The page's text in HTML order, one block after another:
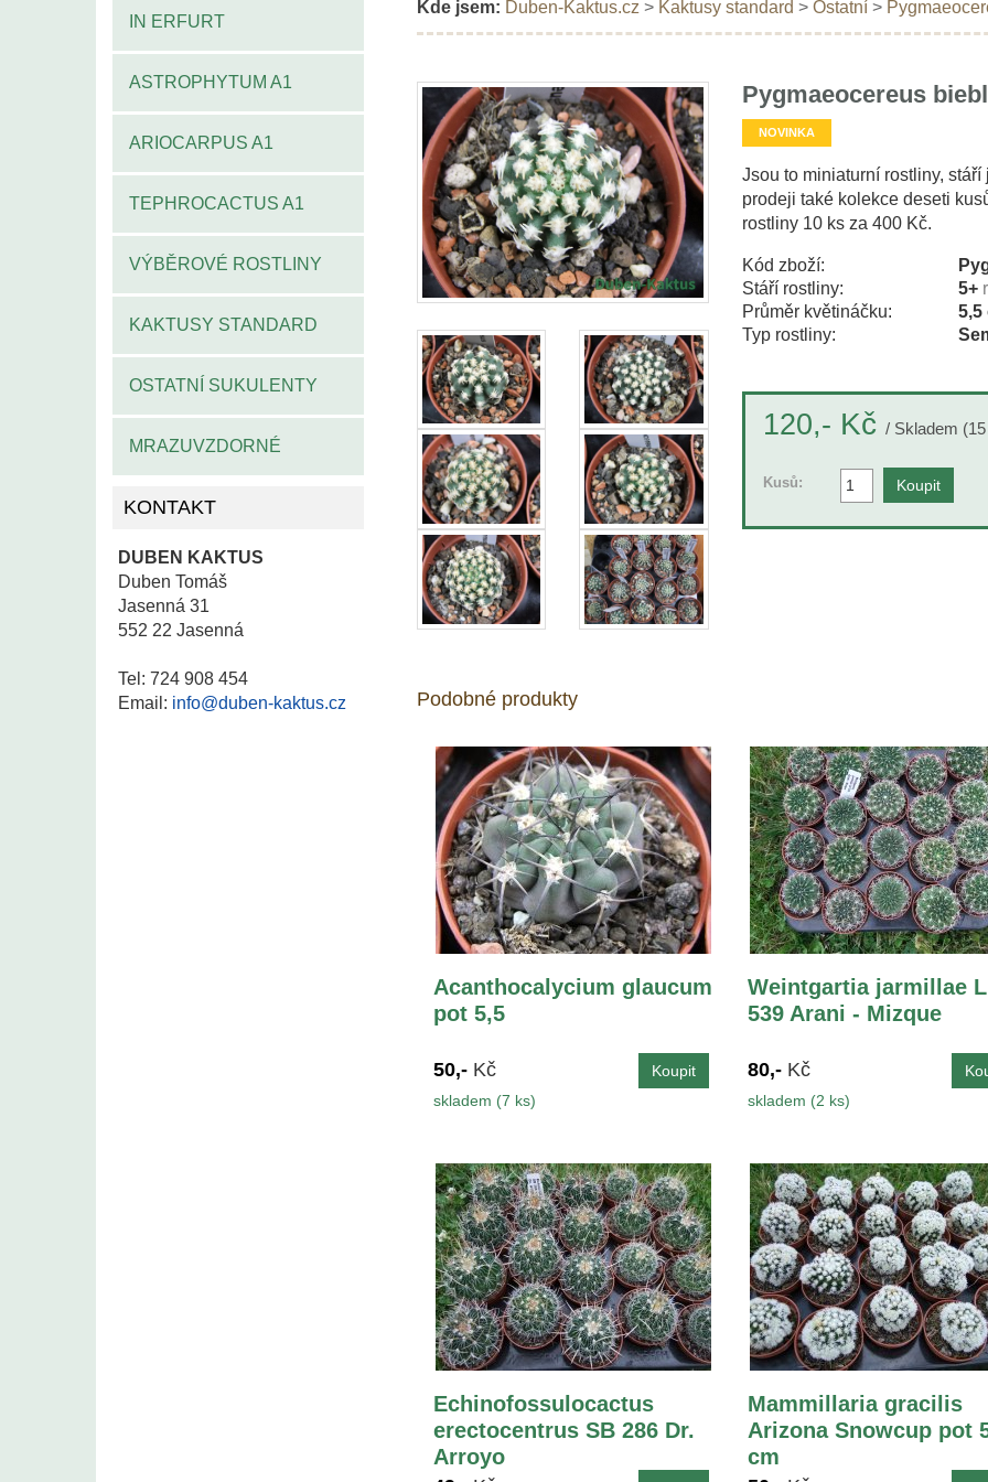
IN ERFURT
ASTROPHYTUM A1
ARIOCARPUS A1
TEPHROCACTUS A1
VÝBĚROVÉ ROSTLINY
KAKTUSY STANDARD
OSTATNÍ SUKULENTY
MRAZUVZDORNÉ
KONTAKT
DUBEN KAKTUS
Duben Tomáš
Jasenná 31
552 22 Jasenná
Tel: 724 908 454
Email: info@duben-kaktus.cz
Kde jsem: Duben-Kaktus.cz > Kaktusy standard > Ostatní>
Pygmaeocereus
NOVINKA
Jsou to miniaturní rostliny,
prodeji také kolekce deseti
rostliny 10 ks za 400 Kč.
Kód zboží:
Stáří rostliny:
5+
Průměr květináčku:
5,5
Typ rostliny:
120,- Kč / Skladem
Kusů:
Podobné produkty
Acanthocalycium glaucum
pot 5,5
50,- Kč
skladem (7 ks)
Weintgartia jarmillae
539 Arani - Mizque
80,- Kč
skladem (2 ks)
Echinofossulocactus
erectocentrus SB 286 Dr.
Arroyo
Mammillaria gracilis
Arizona Snowcup pot
cm